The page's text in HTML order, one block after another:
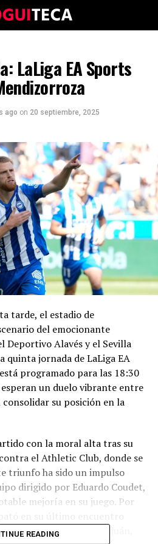
LaLiga EA Sports
ago on 20 septiembre, 2025
tarde, el estadio de
del emocionante
Alavés y el Sevilla
quinta jornada de LaLiga EA
programado para las 18:30
un duelo vibrante entre
consolidar su posición en la
con la moral alta tras su
el Athletic Club, donde se
triunfo ha sido un impulso
dirigido por Eduardo Coudet,
mejoría en su juego. Por
Ramón Sánchez-Pizjuán,
READING